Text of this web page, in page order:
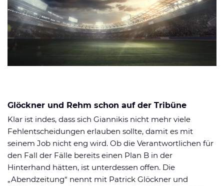
Glöckner und Rehm schon auf der Tribüne
Klar ist indes, dass sich Giannikis nicht mehr viele
Fehlentscheidungen erlauben sollte, damit es mit
seinem Job nicht eng wird. Ob die Verantwortlichen für
den Fall der Fälle bereits einen Plan B in der
Hinterhand hätten, ist unterdessen offen. Die
„Abendzeitung“ nennt mit Patrick Glöckner und